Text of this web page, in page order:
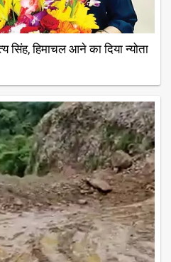
सिंह, हिमाचल आने का दिया न्योता